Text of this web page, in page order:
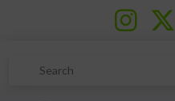
Search